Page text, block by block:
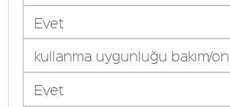
Evet
kullanma uygunluğu bakım/
Evet